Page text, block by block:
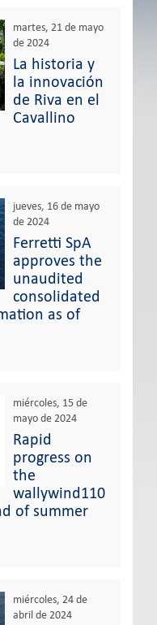
martes, 21 de mayo
de 2024
La historia y
la innovación
de Riva en el
Cavallino
jueves, 16 de mayo
de 2024
Ferretti SpA
approves the
unaudited
consolidated
as of
miércoles, 15 de
mayo de 2024
Rapid
progress on
the
wallywind110
of summer
miércoles, 24 de
abril de 2024